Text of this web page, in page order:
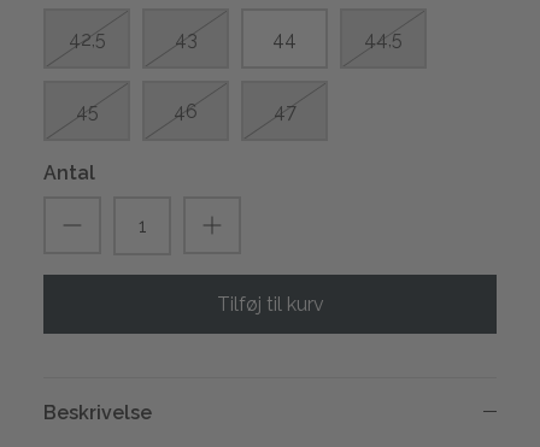
42,5 43 44 44,5
45 46 47
Antal
Tilføj til kurv
Beskrivelse